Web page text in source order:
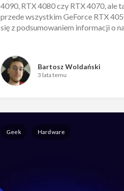
4090, RTX 4080 czy RTX 4070, ale
przede wszystkim GeForce RTX
się z podsumowaniem informacji o
Bartosz Woldański
3 lata temu
Geek Hardware